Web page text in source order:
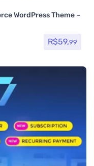
WordPress Theme –
R$59,99